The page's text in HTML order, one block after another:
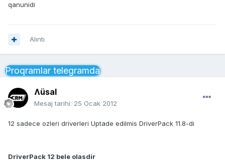
qanunidi
Alıntı
Proqramlar telegramda
Ʌüsal
Mesaj tarihi: 25 Ocak 2012
12 sadece ozleri driverleri Uptade edilmis DriverPack 11.8-di
DriverPack 12 bele olasdir